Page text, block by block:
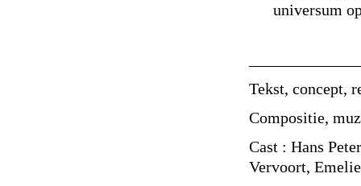
universum
Tekst, concept,
Compositie,
Cast : Hans
Vervoort,